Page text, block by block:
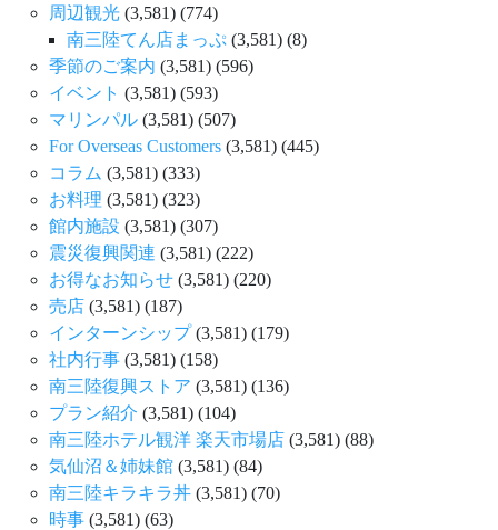
周辺観光 (3,581) (774)
南三陸てん店まっぷ (3,581) (8)
季節のご案内 (3,581) (596)
イベント (3,581) (593)
マリンパル (3,581) (507)
For Overseas Customers (3,581) (445)
コラム (3,581) (333)
お料理 (3,581) (323)
館内施設 (3,581) (307)
震災復興関連 (3,581) (222)
お得なお知らせ (3,581) (220)
売店 (3,581) (187)
インターンシップ(3,581) (179)
社内行事 (3,581) (158)
南三陸復興ストア (3,581) (136)
プラン紹介 (3,581) (104)
南三陸ホテル観洋 楽天市場店 (3,581) (88)
気仙沼＆姉妹館 (3,581) (84)
南三陸キラキラ丼 (3,581) (70)
時事 (3,581) (63)